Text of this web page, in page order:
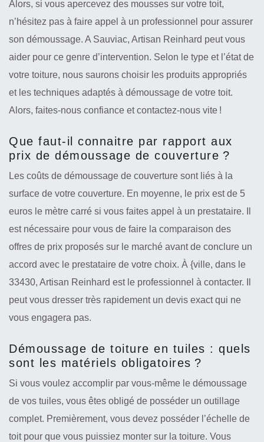
Alors, si vous apercevez des mousses sur votre toit,
n’hésitez pas à faire appel à un professionnel pour assurer
son démoussage. A Sauviac, Artisan Reinhard peut vous
aider pour ce genre d’intervention. Selon le type et l’état de
votre toiture, nous saurons choisir les produits appropriés
et les techniques adaptés à démoussage de votre toit.
Alors, faites-nous confiance et contactez-nous vite !
Que faut-il connaitre par rapport aux
prix de démoussage de couverture ?
Les coûts de démoussage de couverture sont liés à la
surface de votre couverture. En moyenne, le prix est de 5
euros le mètre carré si vous faites appel à un prestataire. Il
est nécessaire pour vous de faire la comparaison des
offres de prix proposés sur le marché avant de conclure un
accord avec le prestataire de votre choix. À {ville, dans le
33430, Artisan Reinhard est le professionnel à contacter. Il
peut vous dresser très rapidement un devis exact qui ne
vous engagera pas.
Démoussage de toiture en tuiles : quels
sont les matériels obligatoires ?
Si vous voulez accomplir par vous-même le démoussage
de vos tuiles, vous êtes obligé de posséder un outillage
complet. Premièrement, vous devez posséder l’échelle de
toit pour que vous puissiez monter sur la toiture. Vous